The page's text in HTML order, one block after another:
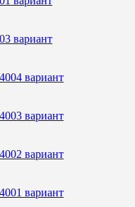
вариант
вариант
вариант
вариант
вариант